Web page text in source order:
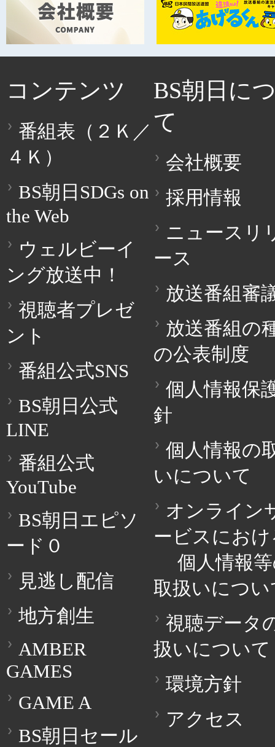
コンテンツ
番組表（２Ｋ／
４Ｋ）
BS朝日SDGs on
the Web
ウェルビーイ
ング放送中！
視聴者プレゼ
ント
番組公式SNS
BS朝日公式
LINE
番組公式
YouTube
BS朝日エピソ
ード０
見逃し配信
地方創生
AMBER
GAMES
GAME A
BS朝日セール
BS朝日に
て
会社概要
採用情報
ニュースリ
ース
放送番組審
放送番組の
の公表制度
個人情報保
針
個人情報の
いについて
オンライン
ービスにお
個人情報
取扱いについ
視聴データ
扱いについて
環境方針
アクセス